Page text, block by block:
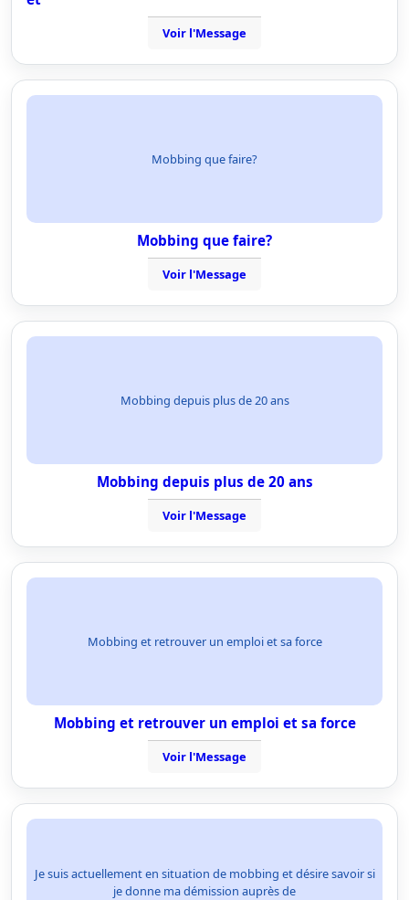
Voir l'Message
Mobbing que faire?
Mobbing que faire?
Voir l'Message
Mobbing depuis plus de 20 ans
Mobbing depuis plus de 20 ans
Voir l'Message
Mobbing et retrouver un emploi et sa force
Mobbing et retrouver un emploi et sa force
Voir l'Message
Je suis actuellement en situation de mobbing et désire savoir si
je donne ma démission auprès de